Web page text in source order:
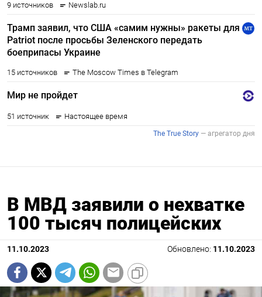
В МВД заявили о нехватке
100 тысяч полицейских
11.10.2023 Обновлено: 11.10.2023